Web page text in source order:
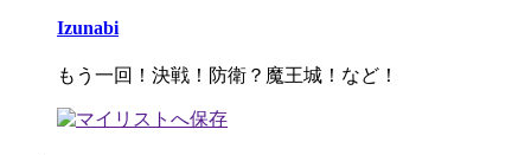
Izunabi
もう一回！決戦！防衛？魔王城！など！